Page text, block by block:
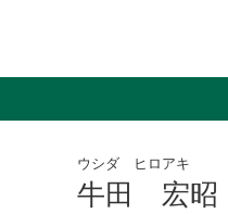
ウシダ ヒロアキ
牛田 宏昭